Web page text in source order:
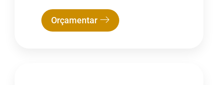
Orçamentar